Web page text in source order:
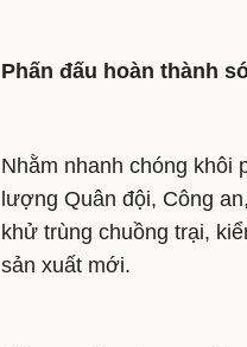
Phấn đấu hoàn thành
Nhằm nhanh chóng khôi
lượng Quân đội, Công
khử trùng chuồng trại,
sản xuất mới.